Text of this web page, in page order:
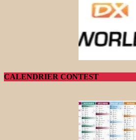
CALENDRIER CONTEST